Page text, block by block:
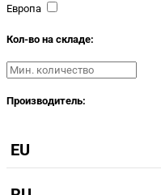
Европа
Кол-во на складе:
Производитель:
EU